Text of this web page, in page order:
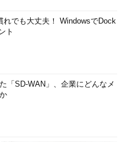
ョンがたくさんあるのでペ
用しているオプションの一部
しての情報を多く出力するよ
を用いない場合はスキャン完
これを用いた場合は、見つか
れでも大丈夫！ WindowsでDock
ト
「SD-WAN」、企業にどんなメ